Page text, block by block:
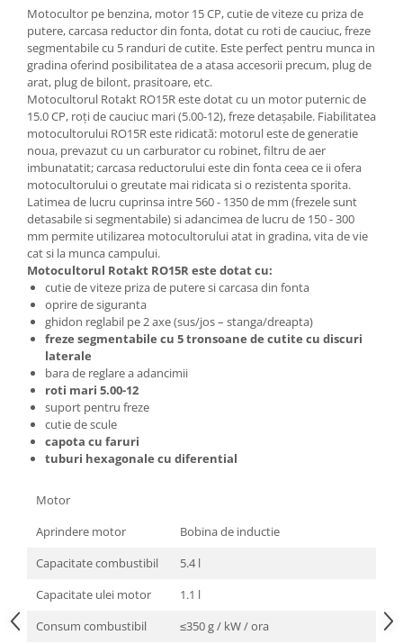
Tobe esapament
Volanta
Motocultor pe benzina, motor 15 CP, cutie de viteze cu priza de
putere, carcasa reductor din fonta, dotat cu roti de cauciuc, freze
segmentabile cu 5 randuri de cutite. Este perfect pentru munca in
gradina oferind posibilitatea de a atasa accesorii precum, plug de
arat, plug de bilont, prasitoare, etc.
Motocultorul Rotakt RO15R este dotat cu un motor puternic de
15.0 CP, roţi de cauciuc mari (5.00-12), freze detaşabile. Fiabilitatea
motocultorului RO15R este ridicată: motorul este de generatie
noua, prevazut cu un carburatorcu robinet, filtru de aer
imbunatatit; carcasa reductorului este din fonta ceea ce ii ofera
motocultorului o greutate mai ridicata si o rezistenta sporita.
Latimea de lucru cuprinsa intre 560 - 1350 de mm (frezele sunt
detasabile si segmentabile) si adancimea de lucru de 150 - 300
mm permite utilizarea motocultorului atat in gradina, vita de vie
cat si la munca campului.
Motocultorul Rotakt RO15R este dotat cu:
cutie de viteze priza de putere si carcasa din fonta
oprire de siguranta
ghidon reglabil pe 2 axe (sus/jos – stanga/dreapta)
freze segmentabile cu 5 tronsoane de cutite cu discuri
laterale
bara de reglare a adancimii
roti mari 5.00-12
suport pentru freze
cutie de scule
capota cu faruri
tuburi hexagonale cu diferential
Motor
Aprindere motor
Bobina de inductie
Capacitate combustibil
5.4 l
Capacitate ulei motor
1.1 l
Consum combustibil
≤350 g / kW / ora